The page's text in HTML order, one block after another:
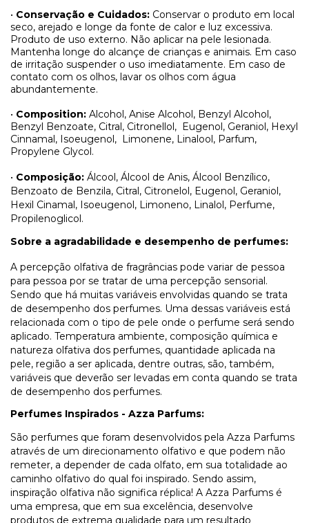
• Conservação e Cuidados: Conservar o produto em local
seco, arejado e longe da fonte de calor e luz excessiva.
Produto de uso externo. Não aplicar na pele lesionada.
Mantenha longe do alcançe de crianças e animais. Em caso
de irritação suspender o uso imediatamente. Em caso de
contato com os olhos, lavar os olhos com água
abundantemente.
• Composition: Alcohol, Anise Alcohol, Benzyl Alcohol,
Benzyl Benzoate, Citral, Citronellol,
Eugenol, Geraniol, Hexyl
Cinnamal, Isoeugenol,
Limonene, Linalool, Parfum,
Propylene Glycol.
• Composição: Álcool, Álcool de Anis, Álcool Benzílico,
Benzoato de Benzila, Citral, Citronelol, Eugenol, Geraniol,
Hexil Cinamal, Isoeugenol, Limoneno, Linalol, Perfume,
Propilenoglicol.
Sobre a agradabilidade e desempenho de perfumes:
A percepção olfativa de fragrâncias pode variar de pessoa
para pessoa por se tratar de uma percepção sensorial.
Sendo que há muitas variáveis envolvidas quando se trata
de desempenho dos perfumes. Uma dessas variáveis está
relacionada com o tipo de pele onde o perfume será sendo
aplicado. Temperatura ambiente, composição química e
natureza olfativa dos perfumes, quantidade aplicada na
pele, região a ser aplicada, dentre outras, são, também,
variáveis que deverão ser levadas em conta quando se trata
de desempenho dos perfumes.
Perfumes Inspirados - Azza Parfums:
São perfumes que foram desenvolvidos pela Azza Parfums
através de um direcionamento olfativo e que podem não
remeter, a depender de cada olfato, em sua totalidade ao
caminho olfativo do qual foi inspirado. Sendo assim,
inspiração olfativa não significa réplica! A Azza Parfums é
uma empresa, que em sua excelência, desenvolve
produtos de extrema qualidade para um resultado